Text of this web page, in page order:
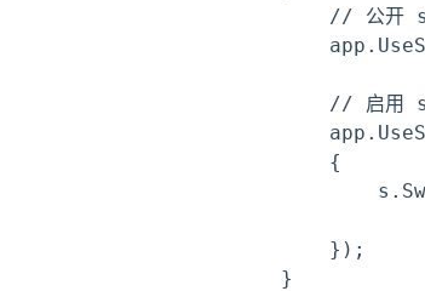
// 公开
// 启用
        {
        });
    }